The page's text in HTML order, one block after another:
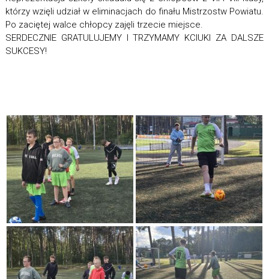
którzy wzięli udział w eliminacjach do finału Mistrzostw Powiatu.
Po zaciętej walce chłopcy zajęli trzecie miejsce.
SERDECZNIE GRATULUJEMY I TRZYMAMY KCIUKI ZA DALSZE
SUKCESY!